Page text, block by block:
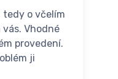
tedy o včelím
Vhodné
provedení.
ji